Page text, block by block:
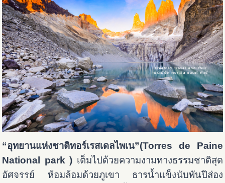
“อุทยานแห่งชาติทอร์เรสเดลไพเน”(Torres de Paine
National park ) เต็มไปด้วยความงามทางธรรมชาติสุด
อัศจรรย์ ห้อมล้อมด้วยภูเขา ธารน้ำแข็งนับพันปีส่อง